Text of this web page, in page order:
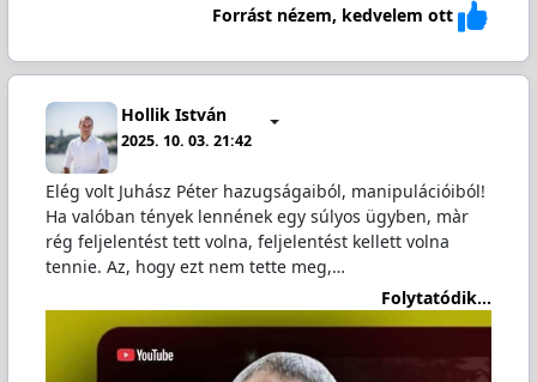
Forrást nézem, kedvelem ott
Hollik István
2025. 10. 03. 21:42
Elég volt Juhász Péter hazugságaiból, manipulációiból!
Ha valóban tények lennének egy súlyos ügyben, màr
rég feljelentést tett volna, feljelentést kellett volna
tennie. Az, hogy ezt nem tette meg,…
Folytatódik...